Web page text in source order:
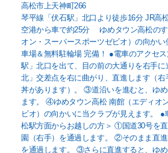
高松市上天神町266
琴平線「伏石駅」北口より徒歩16分 JR高
空港から車で約25分 ゆめタウン高松の
オン・スーパースポーツゼビオ）の向か
車場＆無料駐輪場 完備！ ●電車のアクセ
駅」北口を出て、目の前の大通りを右手
北」交差点を右に曲がり、直進します（
丼があります）。 ③道沿いを進むと、ゆ
ます。 ④ゆめタウン高松 南館（エディオ
ビオ）の向かいに当クラブが見えます。 ●
松駅方面からお越しの方＞ ①国道30号を
園（右手）を通過します。 ②そのまま直進
を通過します。 ③さらに直進すると、ゆ